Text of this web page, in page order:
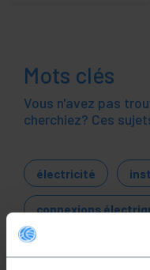
Mots clés
Vous n'avez pas
cherchiez? Ces
électricité
connexions